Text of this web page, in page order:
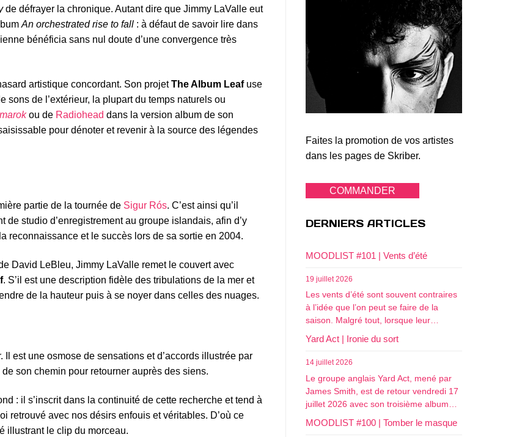
de défrayer la chronique. Autant dire que Jimmy LaValle eut
An orchestrated rise to fall : à défaut de savoir lire dans
bénéficia sans nul doute d’une convergence très
artistique concordant. Son projetThe Album Leafuse
de l’extérieur, la plupart du temps naturels ou
ou de Radiohead dans la version album de son
pour dénoter et revenir à la source des légendes
partie de la tournée de Sigur Rós. C’est ainsi qu’il
studio d’enregistrement au groupe islandais, afin d’y
reconnaissance et le succès lors de sa sortie en 2004.
David LeBleu, Jimmy LaValle remet le couvert avec
. S’il est une description fidèle des tribulations de la mer et
de la hauteur puis à se noyer dans celles des nuages.
Il est une osmose de sensations et d’accords illustrée par
son chemin pour retourner auprès des siens.
: il s’inscrit dans la continuité de cette recherche et tend à
retrouvé avec nos désirs enfouis et véritables. D’où ce
illustrant le clip du morceau.
Faites la promotion de vos artistes
dans les pages de Skriber.
COMMANDER
DERNIERS ARTICLES
MOODLIST #101 | Vents d’été
19 juillet 2026
Les vents d’été sont souvent contraires
à l’idée que l’on peut se faire de la
saison. Malgré tout, lorsque leur…
Yard Act | Ironie du sort
14 juillet 2026
Le groupe anglais Yard Act, mené par
James Smith, est de retour vendredi 17
juillet 2026 avec son troisième album…
MOODLIST #100 | Tomber le masque